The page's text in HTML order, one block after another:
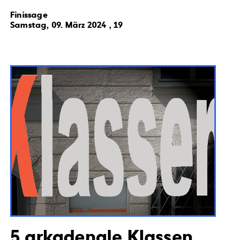
Finissage
Samstag, 09. März 2024 , 19